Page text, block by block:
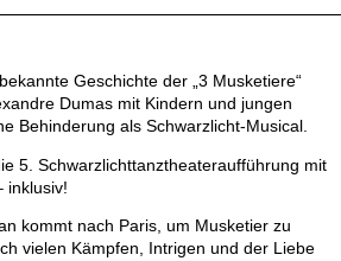
Geschichte der „3 Musketiere“
Dumas mit Kindern und jungen
Behinderung als Schwarzlicht-Musical.
5. Schwarzlichttanztheateraufführung mit
inklusiv!
kommt nach Paris, um Musketier zu
vielen Kämpfen, Intrigen und der Liebe